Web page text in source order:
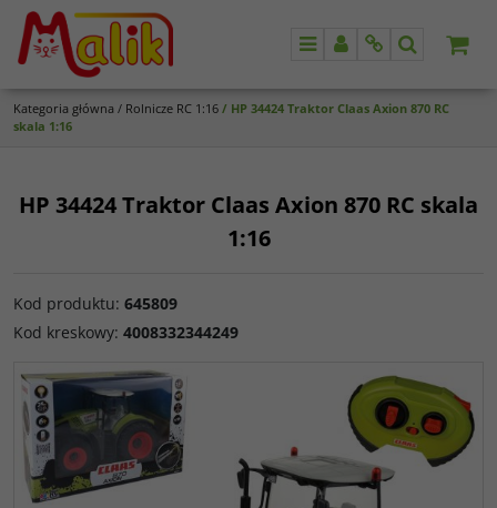
MenuPanelInfoSzukaj
Kategoria główna / Rolnicze RC 1:16 / HP 34424 Traktor Claas Axion 870 RC
skala 1:16
HP 34424 Traktor Claas Axion 870 RC skala
1:16
Kod produktu: 645809
Kod kreskowy: 4008332344249